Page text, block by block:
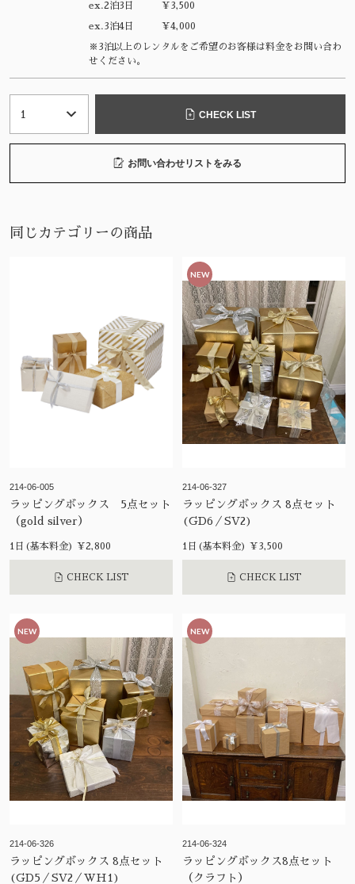
ex.2泊3日 ¥3,500
ex.3泊4日 ¥4,000
※3泊以上のレンタルをご希望のお客様は料金をお問い合わ
せください。
CHECK LIST
お問い合わせリストをみる
同じカテゴリーの商品
214-06-005
ラッピングボックス 5点セット
（gold silver）
1日(基本料金) ¥2,800
CHECK LIST
NEW
214-06-327
ラッピングボックス 8点セット
(GD6／SV2)
1日(基本料金) ¥3,500
CHECK LIST
NEW
214-06-326
ラッピングボックス 8点セット
(GD5／SV2／WH1)
NEW
214-06-324
ラッピングボックス8点セット
（クラフト）